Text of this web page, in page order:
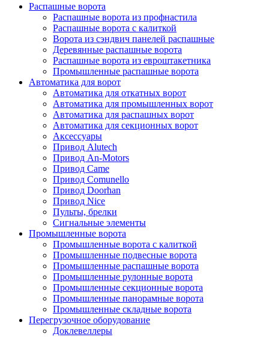
Распашные ворота
Распашные ворота из профнастила
Распашные ворота с калиткой
Ворота из сэндвич панелей распашные
Деревянные распашные ворота
Распашные ворота из евроштакетника
Промышленные распашные ворота
Автоматика для ворот
Автоматика для откатных ворот
Автоматика для промышленных ворот
Автоматика для распашных ворот
Автоматика для секционных ворот
Аксессуары
Привод Alutech
Привод An-Motors
Привод Came
Привод Comunello
Привод Doorhan
Привод Nice
Пульты, брелки
Сигнальные элементы
Промышленные ворота
Промышленные ворота с калиткой
Промышленные подвесные ворота
Промышленные распашные ворота
Промышленные рулонные ворота
Промышленные секционные ворота
Промышленные панорамные ворота
Промышленные складные ворота
Перегрузочное оборудование
Доклевеллеры